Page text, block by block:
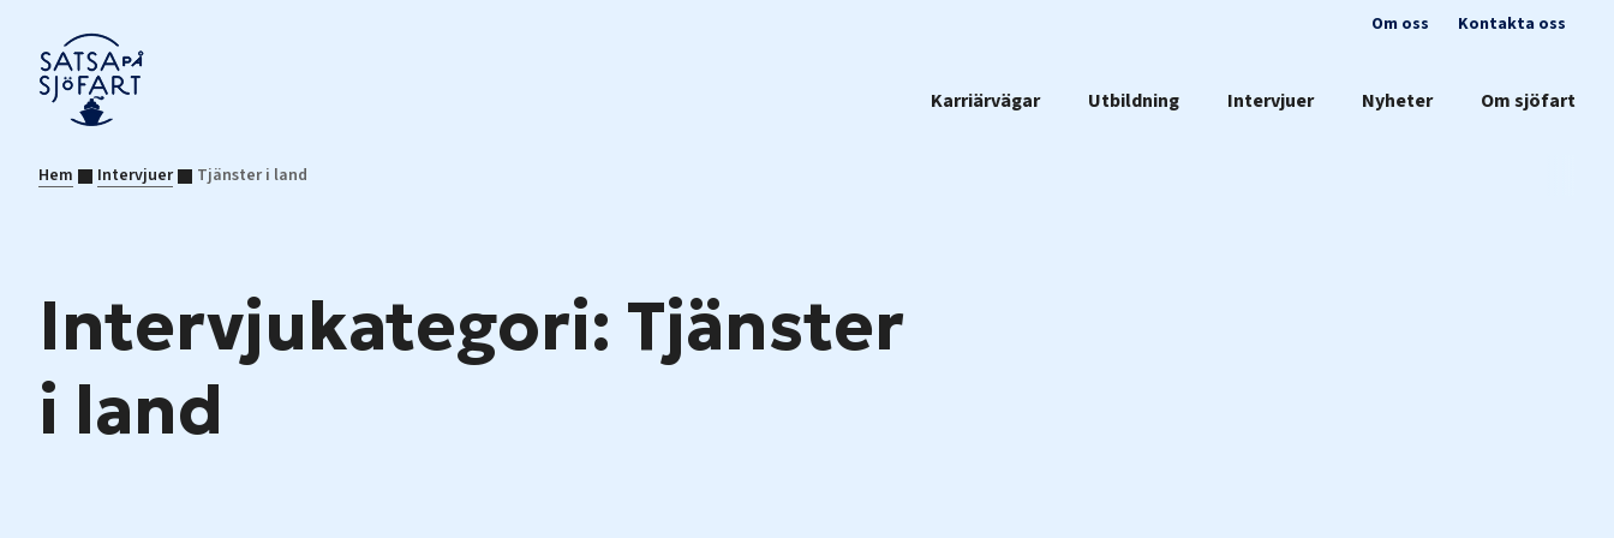
Om oss Kontakta oss
Karriärvägar Utbildning Intervjuer Nyheter Om sjöfart
Hem Intervjuer Tjänster i land
Intervjukategori: Tjänster
i land